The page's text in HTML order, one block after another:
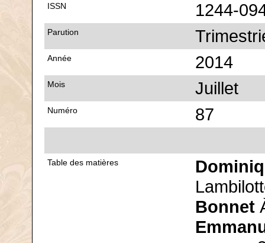
ISSN 1244-
Parution
Année 2014
Mois Juillet
Numéro 87
Table des matières
Bonnet